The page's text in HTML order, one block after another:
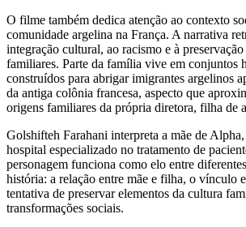
O filme também dedica atenção ao contexto
comunidade argelina na França. A narrativa
integração cultural, ao racismo e à
familiares. Parte da família vive em conjuntos
construídos para abrigar imigrantes argelinos
da antiga colônia francesa, aspecto que
origens familiares da própria diretora, filha de
Golshifteh Farahani interpreta a mãe de
hospital especializado no tratamento de
personagem funciona como elo entre
história: a relação entre mãe e filha, o vínculo
tentativa de preservar elementos da cultura
transformações sociais.